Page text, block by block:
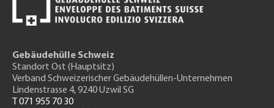
Gebäudehülle Schweiz
Standort Ost (Hauptsitz)
Verband Schweizerischer Gebäudehüllen-Unternehmen
Lindenstrasse 4, 9240 Uzwil SG
T 071 955 70 30